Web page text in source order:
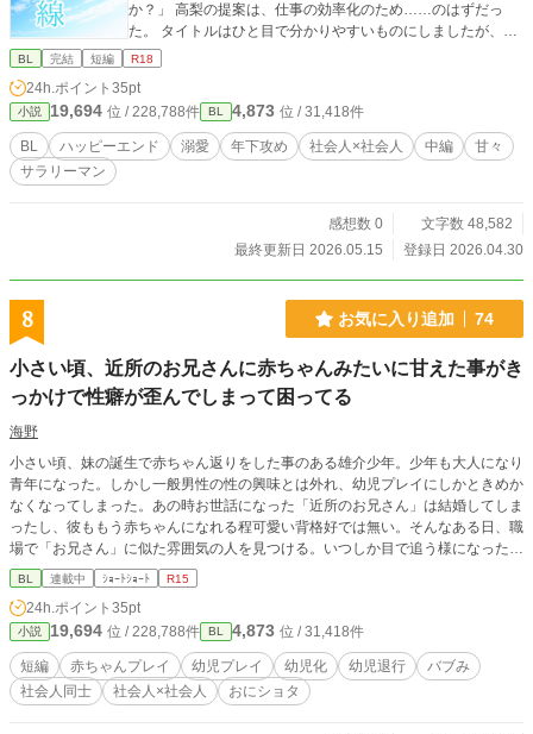
か？」 高梨の提案は、仕事の効率化のため……のはずだっ
た。 タイトルはひと目で分かりやすいものにしましたが、作
品の本タイトルは「無色の境界線」です。 ※エブリスタに掲
BL 完結 短編 R18
24h.ポイント 35pt
小説 19,694 位 / 228,788件 BL 4,873 位 / 31,418件
BL ハッピーエンド 溺愛 年下攻め 社会人×社会人 中編
甘々
サラリーマン
感想数 0
文字数 48,582
最終更新日 2026.05.15
登録日 2026.04.30
8 お気に入り追加 74
小さい頃、近所のお兄さんに赤ちゃんみたいに甘えた事がき
っかけで性癖が歪んでしまって困ってる
海野
小さい頃、妹の誕生で赤ちゃん返りをした事のある雄介少年。少年も大人になり
青年になった。しかし一般男性の性の興味とは外れ、幼児プレイにしかときめか
なくなってしまった。あの時お世話になった「近所のお兄さん」は結婚してしま
ったし、彼ももう赤ちゃんになれる程可愛い背格好では無い。そんなある日、職
場で「お兄さん」に似た雰囲気の人を見つける。いつしか目で追う様になった彼
は次第にその人を妄想の材料に使うようになる。ある日の残業中、眠ってしまっ
た雄介は、起こしに来た人物に寝ぼけてママと言って抱きついてしまい…？
BL 連載中 ｼｮｰﾄｼｮｰﾄ R15
24h.ポイント 35pt
小説 19,694 位 / 228,788件 BL 4,873 位 / 31,418件
短編 赤ちゃんプレイ 幼児プレイ 幼児化 幼児退行
バブみ
社会人同士
社会人×社会人 おにショタ